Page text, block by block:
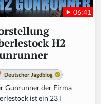
06:41
H2
Deutscher Jagdblog
Gunrunner der Firma
ist ein 23 l